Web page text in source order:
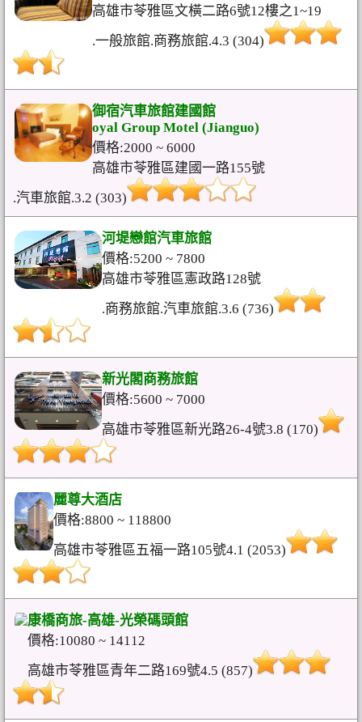
高雄市苓雅區文橫二路6號12樓之1~19
.一般旅館.商務旅館.4.3 (304)
御宿汽車旅館建國館
oyal Group Motel (Jianguo)
價格:2000 ~ 6000
高雄市苓雅區建國一路155號
.汽車旅館.3.2 (303)
河堤戀館汽車旅館
價格:5200 ~ 7800
高雄市苓雅區憲政路128號
.商務旅館.汽車旅館.3.6 (736)
新光閣商務旅館
價格:5600 ~ 7000
高雄市苓雅區新光路26-4號3.8 (170)
麗尊大酒店
價格:8800 ~ 118800
高雄市苓雅區五福一路105號4.1 (2053)
康橋商旅-高雄-光榮碼頭館
價格:10080 ~ 14112
高雄市苓雅區青年二路169號4.5 (857)